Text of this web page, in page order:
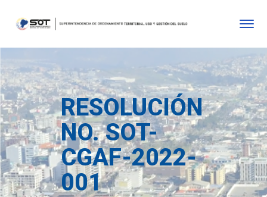
RESOLUCIÓN
NO. SOT-
CGAF-2022-
001